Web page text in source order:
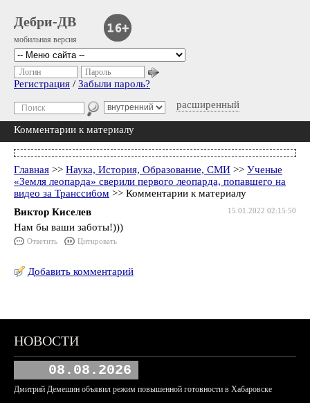
Дебри-ДВ
мобильная версия
расширенный
Логин Пароль
Регистрация / Забыли пароль?
Комментарии к материалу
Главная >> Наука, История, Образование, СМИ >> Ученые
«Земля леопарда» сверили первого леопарда, попавшего на
видео за Транссибом >> Комментарии к материалу
15.01.2022 02:15:50
Виктор Киселев
Нам бы ваши заботы!)))
Ответить Цитировать
Добавить комментарий
НОВОСТИ
08.08.2026
Дмитрий Демешин объявил режим повышенной готовности в Хабаровске